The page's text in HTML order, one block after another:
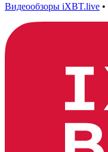
Видеообзоры iXBT.live •